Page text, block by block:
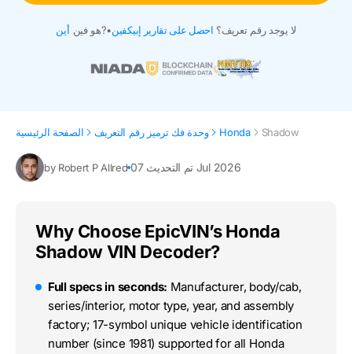
أين هو فين?• لا يوجد رقم تعريف؟ احصل على تقارير إبيكفين
الصفحة الرئيسية وحدة فك ترميز رقم التعريف Honda Shadow
by Robert P Allred تم التحديث 07 Jul 2026
Why Choose EpicVIN’s Honda
Shadow VIN Decoder?
Full specs in seconds: Manufacturer, body/cab,
series/interior, motor type, year, and assembly
factory; 17-symbol unique vehicle identification
number (since 1981) supported for all Honda